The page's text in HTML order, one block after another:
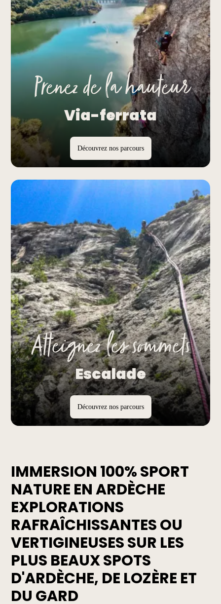
Prenez de la hauteur
Via-ferrata
Découvrez nos parcours
Atteignez les sommets
Escalade
Découvrez nos parcours
IMMERSION 100% SPORT
NATURE EN ARDÈCHE
EXPLORATIONS
RAFRAÎCHISSANTES OU
VERTIGINEUSES SUR LES
PLUS BEAUX SPOTS
D'ARDÈCHE, DE LOZÈRE ET
DU GARD